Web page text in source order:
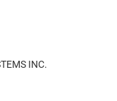
INC.